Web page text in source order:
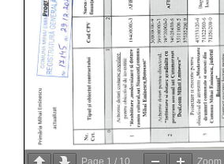
Page 1 / 10 Zoom